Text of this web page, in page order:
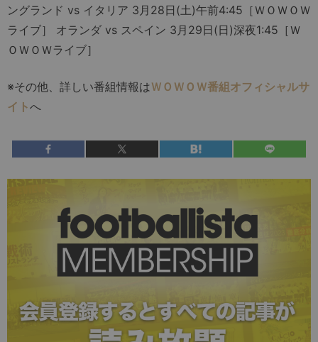
ングランド vs イタリア 3月28日(土)午前4:45［ＷＯＷＯＷ
ライブ］ オランダ vs スペイン 3月29日(日)深夜1:45［Ｗ
ＯＷＯＷライブ］
※その他、詳しい番組情報はＷＯＷＯＷ番組オフィシャルサ
イトへ